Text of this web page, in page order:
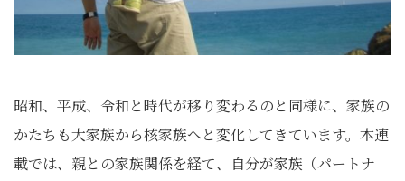
昭和、平成、令和と時代が移り変わるのと同様に、家族の
かたちも大家族から核家族へと変化してきています。本連
載では、親との家族関係を経て、自分が家族（パートナ